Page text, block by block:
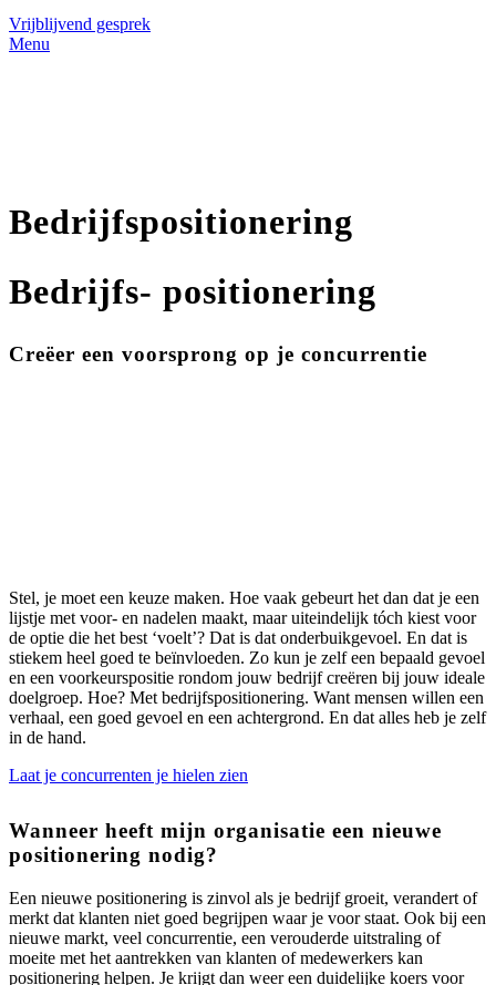
Vrijblijvend gesprek
Menu
Bedrijfspositionering
Bedrijfs- positionering
Creëer een voorsprong op je concurrentie
Stel, je moet een keuze maken. Hoe vaak gebeurt het dan dat je een
lijstje met voor- en nadelen maakt, maar uiteindelijk tóch kiest voor
de optie die het best ‘voelt’? Dat is dat onderbuikgevoel. En dat is
stiekem heel goed te beïnvloeden. Zo kun je zelf een bepaald gevoel
en een voorkeurspositie rondom jouw bedrijf creëren bij jouw ideale
doelgroep. Hoe? Met bedrijfspositionering. Want mensen willen een
verhaal, een goed gevoel en een achtergrond. En dat alles heb je zelf
in de hand.
Laat je concurrenten je hielen zien
Wanneer heeft mijn organisatie een nieuwe
positionering nodig?
Een nieuwe positionering is zinvol als je bedrijfgroeit, verandert of
merkt dat klanten niet goed begrijpen waar je voor staat. Ook bij een
nieuwe markt, veel concurrentie, een verouderde uitstraling of
moeite met het aantrekken van klanten of medewerkers kan
positionering helpen. Je krijgt dan weer een duidelijke koers voor